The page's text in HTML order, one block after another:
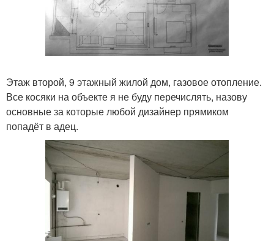
Этаж второй, 9 этажный жилой дом, газовое отопление.
Все косяки на объекте я не буду перечислять, назову
основные за которые любой дизайнер прямиком
попадёт в адец.